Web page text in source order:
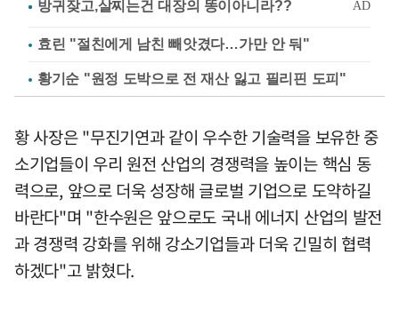
효린 "절친에게 남친 빼앗겼다…가만 안 둬"
황기순 "원정 도박으로 전 재산 잃고 필리핀 도피"
황 사장은 "무진기연과 같이 우수한 기술력을 보유한 중
소기업들이 우리 원전 산업의 경쟁력을 높이는 핵심 동
력으로, 앞으로 더욱 성장해 글로벌 기업으로 도약하길
바란다"며 "한수원은 앞으로도 국내 에너지 산업의 발전
과 경쟁력 강화를 위해 강소기업들과 더욱 긴밀히 협력
하겠다"고 밝혔다.